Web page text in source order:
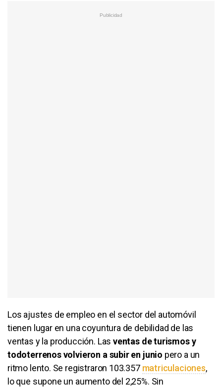
Los ajustes de empleo en el sector del automóvil
tienen lugar en una coyuntura de debilidad de las
ventas y la producción. Las ventas de turismos y
todoterrenos volvieron a subir en junio pero a un
ritmo lento. Se registraron 103.357 matriculaciones,
lo que supone un aumento del 2,25%. Sin